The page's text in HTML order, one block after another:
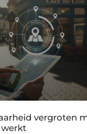
vergroten
werkt